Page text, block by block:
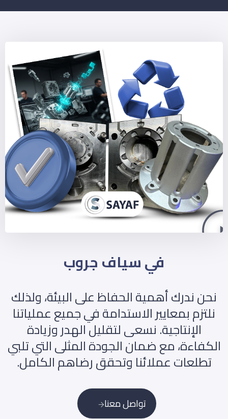
في سياف جروب
نحن ندرك أهمية الحفاظ على البيئة، ولذلك
نلتزم بمعايير الاستدامة في جميع عملياتنا
الإنتاجية. نسعى لتقليل الهدر وزيادة
الكفاءة، مع ضمان الجودة المثلى التي تلبي
تطلعات عملائنا وتحقق رضاهم الكامل.
تواصل معنا